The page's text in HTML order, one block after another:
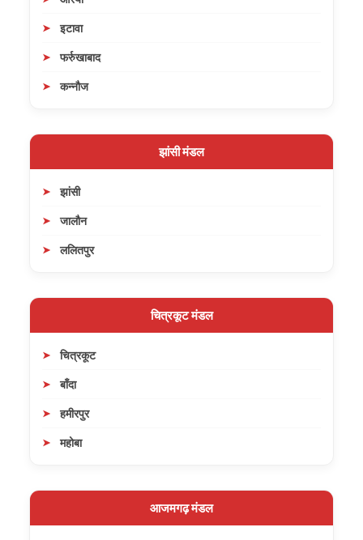
इटावा
फर्रुखाबाद
कन्नौज
झांसी मंडल
झांसी
जालौन
ललितपुर
चित्रकूट मंडल
चित्रकूट
बाँदा
हमीरपुर
महोबा
आजमगढ़ मंडल